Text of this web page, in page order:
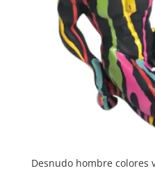
Desnudo hombre colores